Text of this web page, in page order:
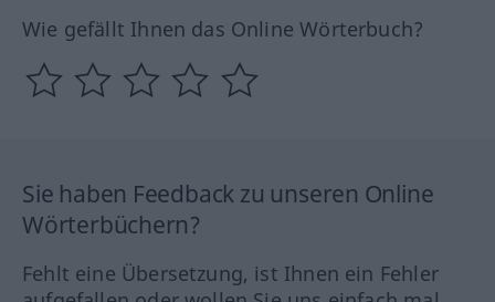
Wie gefällt Ihnen das Online Wörterbuch?
Sie haben Feedback zu unseren Online
Wörterbüchern?
Fehlt eine Übersetzung, ist Ihnen ein Fehler